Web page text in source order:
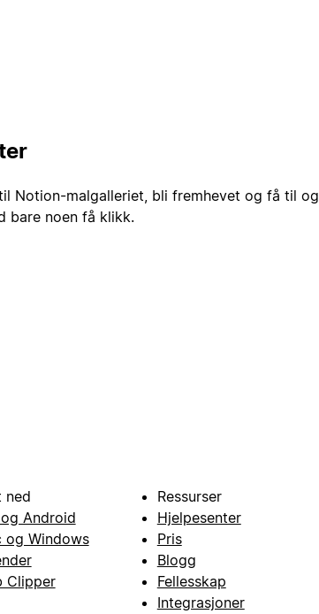
Notion-malgalleriet, bli fremhevet og få til og
bare noen få klikk.
ned
Android
og Windows
Clipper
Ressurser
Hjelpesenter
Pris
Blogg
Fellesskap
Integrasjoner